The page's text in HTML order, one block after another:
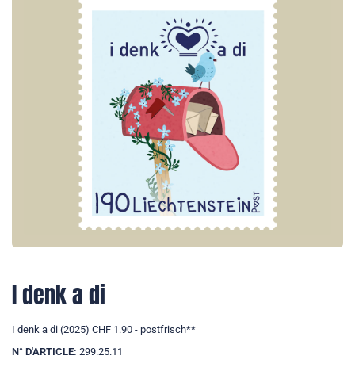
I denk a di
I denk a di (2025) CHF 1.90 - postfrisch**
N° D'ARTICLE: 299.25.11